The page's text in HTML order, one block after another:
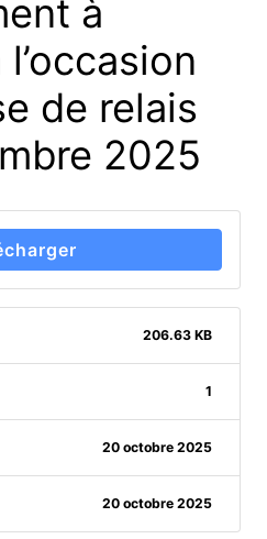
à
de relais
2025
206.63 KB
1
20 octobre 2025
20 octobre 2025